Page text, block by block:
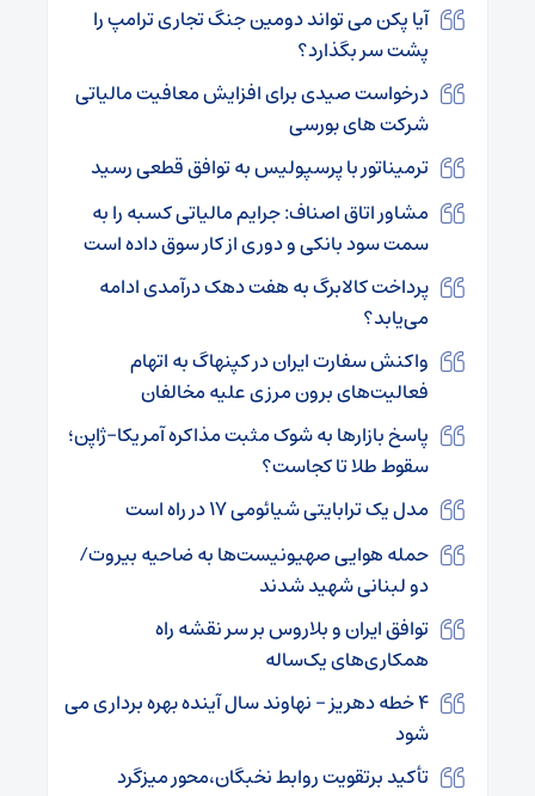
آیا پکن می تواند دومین جنگ تجاری ترامپ را
پشت سر بگذارد؟
درخواست صیدی برای افزایش معافیت مالیاتی
شرکت های بورسی
ترمیناتور با پرسپولیس به توافق قطعی رسید
مشاور اتاق اصناف: جرایم مالیاتی کسبه را به
سمت سود بانکی و دوری از کار سوق داده است
پرداخت کالابرگ به هفت دهک درآمدی ادامه
می‌یابد؟
واکنش سفارت ایران در کپنهاگ به اتهام
فعالیت‌های برون مرزی علیه مخالفان
پاسخ بازارها به شوک مثبت مذاکره آمریکا-ژاپن؛
سقوط طلا تا کجاست؟
مدل یک ترابایتی شیائومی ۱۷ در راه است
حمله هوایی صهیونیست‌ها به ضاحیه بیروت/
دو لبنانی شهید شدند
توافق ایران و بلاروس بر سر نقشه راه
همکاری‌های یک‌ساله
۴ خطه دهریز – نهاوند سال آینده بهره برداری می
شود
تأکید برتقویت روابط نخبگان،محور میزگرد